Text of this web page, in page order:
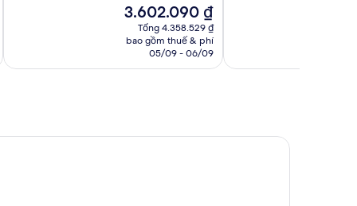
Giá
hiện
tại
3.602.090 ₫
3.602.090 ₫
Tổng 4.358.529 ₫
bao gồm thuế & phí
05/09 - 06/09